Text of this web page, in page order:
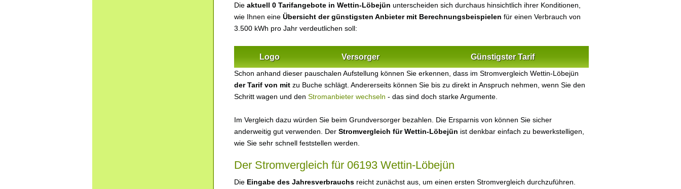
Die aktuell 0 Tarifangebote in Wettin-Löbejün unterscheiden sich durchaus hinsichtlich ihrer Konditionen,
wie Ihnen eine Übersicht der günstigsten Anbieter mit Berechnungsbeispielen für einen Verbrauch von
3.500 kWh pro Jahr verdeutlichen soll:
Logo Versorger Günstigster Tarif
Schon anhand dieser pauschalen Aufstellung können Sie erkennen, dass im Stromvergleich Wettin-Löbejün
der Tarif von mit zu Buche schlägt. Andererseits können Sie bis zu direkt in Anspruch nehmen, wenn Sie den
Schritt wagen und den Stromanbieter wechseln - das sind doch starke Argumente.
Im Vergleich dazu würden Sie beim Grundversorger bezahlen. Die Ersparnis von können Sie sicher
anderweitig gut verwenden. Der Stromvergleich für Wettin-Löbejün ist denkbar einfach zu bewerkstelligen,
wie Sie sehr schnell feststellen werden.
Der Stromvergleich für 06193 Wettin-Löbejün
Die Eingabe des Jahresverbrauchs reicht zunächst aus, um einen ersten Stromvergleich durchzuführen.